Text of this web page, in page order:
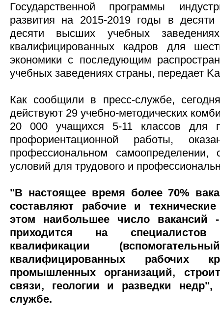
Государственной программы
развития на 2015-2019 годы в
десяти высших учебных
квалифицированных кадров для
экономики с последующим
учебных заведениях страны, передает
Как сообщили в пресс-службе,
действуют 29 учебно-методических
20 000 учащихся 5-11 классов для
профориентационной работы,
профессиональном самоопределении,
условий для трудового и
"В настоящее время более 70%
составляют рабочие и
этом наибольшее число вакансий
приходится на
квалификации
квалифицированных рабочих
промышленных организаций,
связи, геологии и разведки
службе.